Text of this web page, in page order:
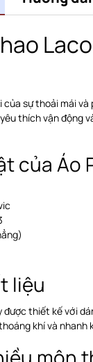
sự thoải mái
thích vận động
của Áo
liệu
được thiết kế với
khí và nhanh